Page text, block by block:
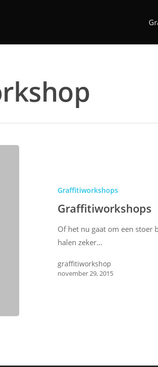
Graffitiworkshops
Graffitiworkshops
Of het nu gaat om een stoer
halen zeker…
graffitiworkshop
november 29, 2015